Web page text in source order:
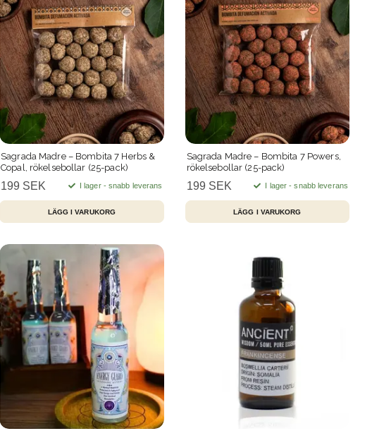
Sagrada Madre – Bombita 7 Herbs &
Copal, rökelsebollar (25-pack)
199 SEK I lager - snabb leverans
Sagrada Madre – Bombita 7 Powers,
rökelsebollar (25-pack)
199 SEK I lager - snabb leverans